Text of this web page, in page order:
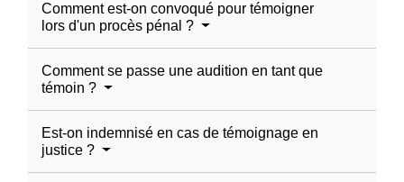
Comment est-on convoqué pour témoigner
lors d'un procès pénal ?
Comment se passe une audition en tant que
témoin ?
Est-on indemnisé en cas de témoignage en
justice ?